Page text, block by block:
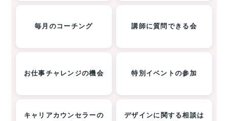
毎月のコーチング 講師に質問できる会
お仕事チャレンジの機会 特別イベントの参加
キャリアカウンセラーの
デザインに関する相談は